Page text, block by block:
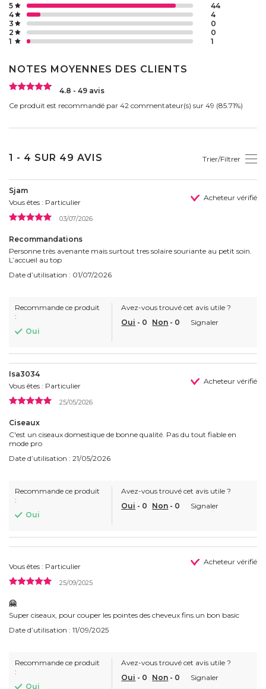
1 1
2 0
3 0
4 4
5 44
NOTES MOYENNES DES CLIENTS
4.8 - 49 avis
Ce produit est recommandé par 42 commentateur(s) sur 49 (85.71%)
1 - 4 SUR 49 AVIS Trier/Filtrer
Sjam
Vous êtes : Particulier
Acheteur vérifié
03/07/2026
Recommandations
Personne très avenante mais surtout tres solaire souriante au petit soin.
L’accueil au top
Date d’utilisation : 01/07/2026
Recommande ce produit
:
Oui
Avez-vous trouvé cet avis utile ?
Oui - 0 Non - 0 Signaler
Isa3034
Vous êtes : Particulier
Acheteur vérifié
25/05/2026
Ciseaux
C'est un ciseaux domestique de bonne qualité. Pas du tout fiable en
mode pro
Date d’utilisation : 21/05/2026
Recommande ce produit
:
Oui
Avez-vous trouvé cet avis utile ?
Oui - 0 Non - 0 Signaler
Vous êtes : Particulier Acheteur vérifié
25/09/2025
🤗
Super ciseaux, pour couper les pointes des cheveux fins.un bon basic
Date d’utilisation : 11/09/2025
Recommande ce produit
:
Oui
Avez-vous trouvé cet avis utile ?
Oui - 0 Non - 0 Signaler